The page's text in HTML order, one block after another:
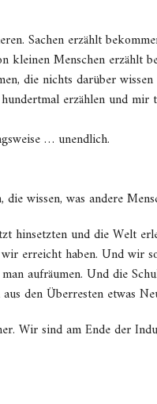
Sachen erzählt
kleinen Menschen erzählt
die nichts darüber
erzählen und
… unendlich.
wissen, was andere
und die Welt
erreicht haben. Und wir
aufräumen. Und die
den Überresten etwas
Wir sind am Ende der